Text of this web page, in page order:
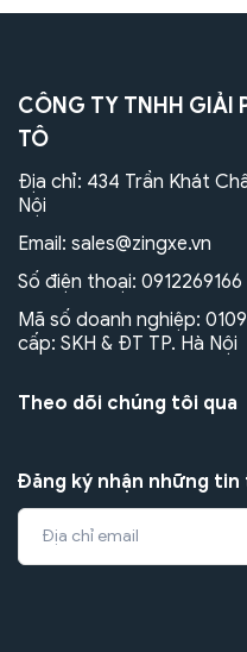
CÔNG TY TNHH GIẢI
TÔ
Địa chỉ: 434 Trần Khát
Nội
Email: sales@zingxe.vn
Số điện thoại: 0912269166
Mã số doanh nghiệp:
cấp: SKH & ĐT TP. Hà Nội
Theo dõi chúng tôi qua
Đăng ký nhận những